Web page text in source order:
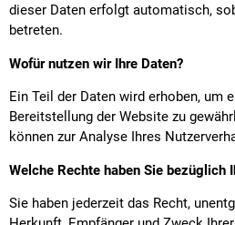
dieser Daten erfolgt automatisch,
betreten.
Wofür nutzen wir Ihre Daten?
Ein Teil der Daten wird erhoben, um
Bereitstellung der Website zu
können zur Analyse Ihres
Welche Rechte haben Sie bezüglich
Sie haben jederzeit das Recht,